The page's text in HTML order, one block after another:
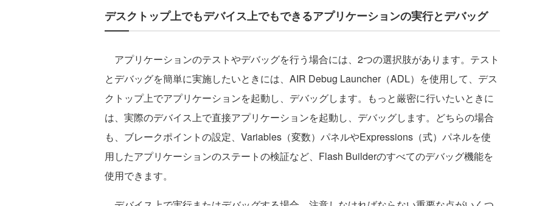
デスクトップ上でもデバイス上でもできるアプリケーションの実行とデバッグ
アプリケーションのテストやデバッグを行う場合には、2つの選択肢があります。テスト
とデバッグを簡単に実施したいときには、AIR Debug Launcher（ADL）を使用して、デス
クトップ上でアプリケーションを起動し、デバッグします。もっと厳密に行いたいときに
は、実際のデバイス上で直接アプリケーションを起動し、デバッグします。どちらの場合
も、ブレークポイントの設定、Variables（変数）パネルやExpressions（式）パネルを使
用したアプリケーションのステートの検証など、Flash Builderのすべてのデバッグ機能を
使用できます。